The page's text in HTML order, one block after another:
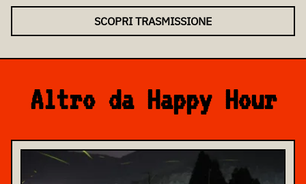
SCOPRI TRASMISSIONE
Altro da Happy Hour